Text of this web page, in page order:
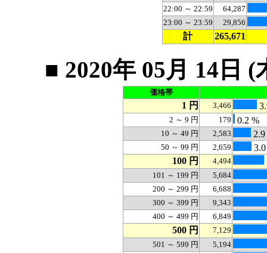
22:00 ～ 22:59
64,287
23:00 ～ 23:59
29,856
計 265,671
■ 2020年 05月 14日
価格帯
1 円 3,466
2 ～ 9 円 179 0.2 %
10 ～ 49 円 2,583
50 ～ 99 円 2,659
100 円
4,494
101 ～ 199 円
5,684
200 ～ 299 円
6,688
300 ～ 399 円
9,343
400 ～ 499 円
6,849
500 円
7,129
501 ～ 599 円
5,194